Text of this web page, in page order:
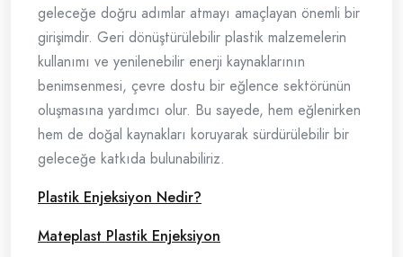
geleceğe doğru adımlar atmayı amaçlayan önemli bir
girişimdir. Geri dönüştürülebilir plastik malzemelerin
kullanımı ve yenilenebilir enerji kaynaklarının
benimsenmesi, çevre dostu bir eğlence sektörünün
oluşmasına yardımcı olur. Bu sayede, hem eğlenirken
hem de doğal kaynakları koruyarak sürdürülebilir bir
geleceğe katkıda bulunabiliriz.
Plastik Enjeksiyon Nedir?
Mateplast Plastik Enjeksiyon